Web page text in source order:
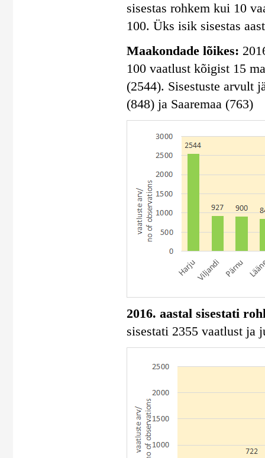
sisestas rohkem kui 10
100. Üks isik sisestas
Maakondade lõikes:
100 vaatlust kõigist 15
(2544). Sisestuste arvult
(848) ja Saaremaa (763)
2016. aastal sisestati
sisestati 2355 vaatlust ja